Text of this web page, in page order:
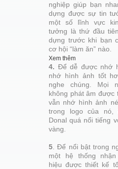
nghiệp giúp bạn
dựng được sự tin
một số lĩnh vực
tưởng là thứ đầu
dựng trước khi bạn
cơ hội “làm ăn” nào.
Xem thêm
4. Để dễ được nhớ
nhớ hình ảnh tốt
nghe chúng. Mọi
không phát âm được
vẫn nhớ hình ảnh
trong logo của nó,
Donal quá nổi tiếng
vàng.
5 . Để nổi bật trong
một hệ thống
hiệu được thiết kế